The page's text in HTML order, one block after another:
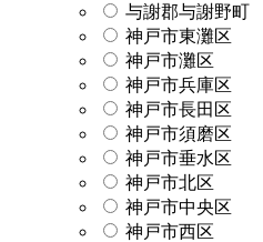
与謝郡与謝野町
神戸市東灘区
神戸市灘区
神戸市兵庫区
神戸市長田区
神戸市須磨区
神戸市垂水区
神戸市北区
神戸市中央区
神戸市西区